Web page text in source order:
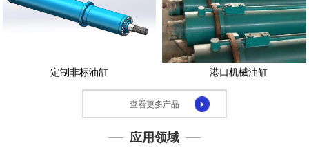
领
定制非标油缸 港口机械油缸
查看更多产品
应用领域